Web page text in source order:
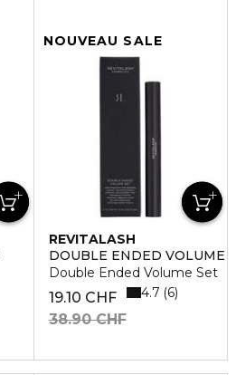
NOUVEAU SALE
REVITALASH
DOUBLE ENDED VOLUME
Double Ended Volume Set
19.10 CHF
38.90 CHF
4.7 6